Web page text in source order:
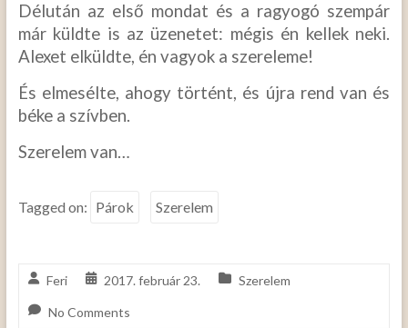
Délután az első mondat és a ragyogó szempár
már küldte is az üzenetet: mégis én kellek neki.
Alexet elküldte, én vagyok a szereleme!
És elmesélte, ahogy történt, és újra rend van és
béke a szívben.
Szerelem van…
Tagged on: Párok Szerelem
Feri 2017. február 23. Szerelem
No Comments